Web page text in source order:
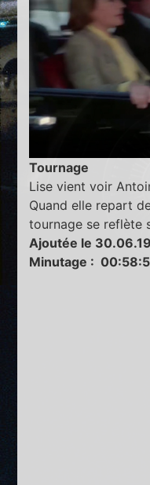
Tournage
Lise vient voir
Quand elle repart
tournage se reflète
Ajoutée le
Minutage :